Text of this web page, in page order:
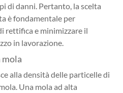
di danni. Pertanto, la scelta
è fondamentale per
rettifica e minimizzare il
in lavorazione.
mola
alla densità delle particelle di
Una mola ad alta